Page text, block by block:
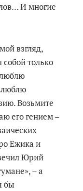
И многие
взгляд,
только
Возьмите
его гением –
Ежика и
Юрий
– а
бы